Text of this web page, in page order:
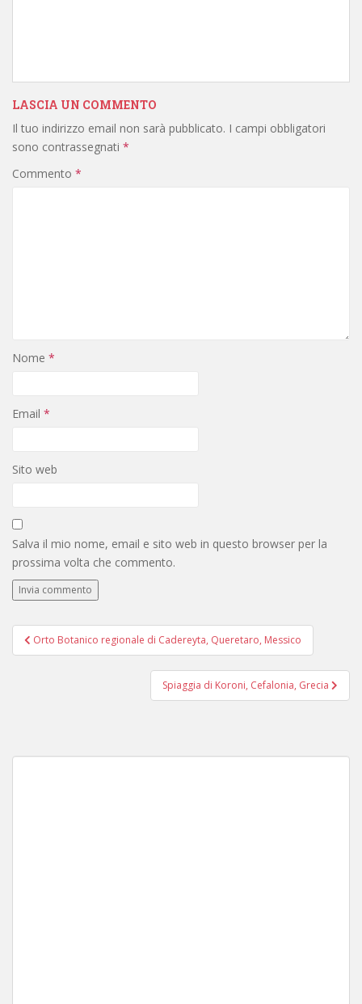
LASCIA UN COMMENTO
Il tuo indirizzo email non sarà pubblicato. I campi obbligatori
sono contrassegnati *
Commento *
Nome *
Email *
Sito web
Salva il mio nome, email e sito web in questo browser per la
prossima volta che commento.
Navigazione
articoli
Orto Botanico regionale di Cadereyta, Queretaro, Messico
Spiaggia di Koroni, Cefalonia, Grecia